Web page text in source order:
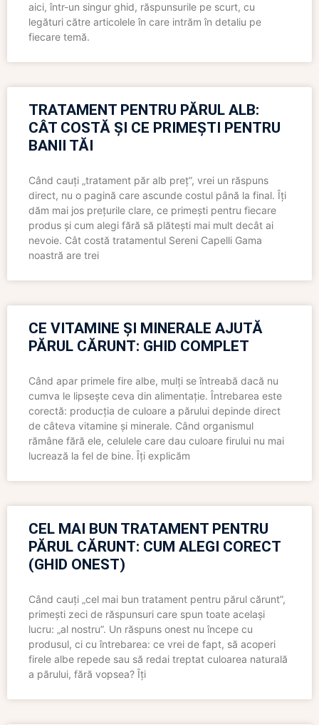
aici, într-un singur ghid, răspunsurile pe scurt, cu
legături către articolele în care intrăm în detaliu pe
fiecare temă.
TRATAMENT PENTRU PĂRUL ALB:
CÂT COSTĂ ȘI CE PRIMEȘTI PENTRU
BANII TĂI
Când cauți „tratament păr alb preț”, vrei un răspuns
direct, nu o pagină care ascunde costul până la final. Îți
dăm mai jos prețurile clare, ce primești pentru fiecare
produs și cum alegi fără să plătești mai mult decât ai
nevoie. Cât costă tratamentul Sereni Capelli Gama
noastră are trei
CE VITAMINE ȘI MINERALE AJUTĂ
PĂRUL CĂRUNT: GHID COMPLET
Când apar primele fire albe, mulți se întreabă dacă nu
cumva le lipsește ceva din alimentație. Întrebarea este
corectă: producția de culoare a părului depinde direct
de câteva vitamine și minerale. Când organismul
rămâne fără ele, celulele care dau culoare firului nu mai
lucrează la fel de bine. Îți explicăm
CEL MAI BUN TRATAMENT PENTRU
PĂRUL CĂRUNT: CUM ALEGI CORECT
(GHID ONEST)
Când cauți „cel mai bun tratament pentru părul cărunt”,
primești zeci de răspunsuri care spun toate același
lucru: „al nostru”. Un răspuns onest nu începe cu
produsul, ci cu întrebarea: ce vrei de fapt, să acoperi
firele albe repede sau să redai treptat culoarea naturală
a părului, fără vopsea? Îți